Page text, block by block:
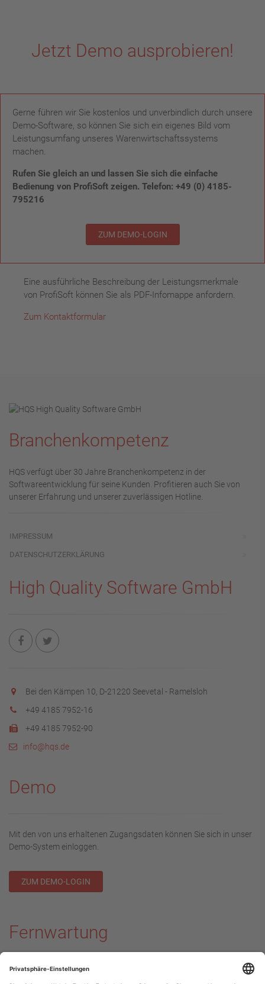
Jetzt Demo ausprobieren!
Gerne führen wir Sie kostenlos und unverbindlich durch unsere
Demo-Software, so können Sie sich ein eigenes Bild vom
Leistungsumfang unseres Warenwirtschaftssystems
machen.
Rufen Sie gleich an und lassen Sie sich die einfache
Bedienung von ProfiSoft zeigen. Telefon: +49 (0) 4185-
795216
ZUM DEMO-LOGIN
Eine ausführliche Beschreibung der Leistungsmerkmale
von ProfiSoft können Sie als PDF-Infomappe anfordern.
Zum Kontaktformular
Branchenkompetenz
HQS verfügt über 30 Jahre Branchenkompetenz in der
Softwareentwicklung für seine Kunden. Profitieren auch Sie von
unserer Erfahrung und unserer zuverlässigen Hotline.
IMPRESSUM
DATENSCHUTZERKLÄRUNG
High Quality Software GmbH
Bei den Kämpen 10, D-21220 Seevetal - Ramelsloh
+49 4185 7952-16
+49 4185 7952-90
info@hqs.de
Demo
Mit den von uns erhaltenen Zugangsdaten können Sie sich in unser
Demo-System einloggen.
ZUM DEMO-LOGIN
Fernwartung